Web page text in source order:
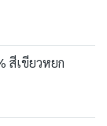
สีเขียวหยก